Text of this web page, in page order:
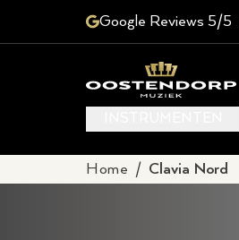
Google Reviews 5/5
Home / Clavia Nord